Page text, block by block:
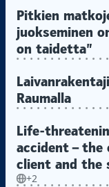
Pitkien
juokseminen
on taidetta”
Raumalla
Life-
accident –
client and the
+2